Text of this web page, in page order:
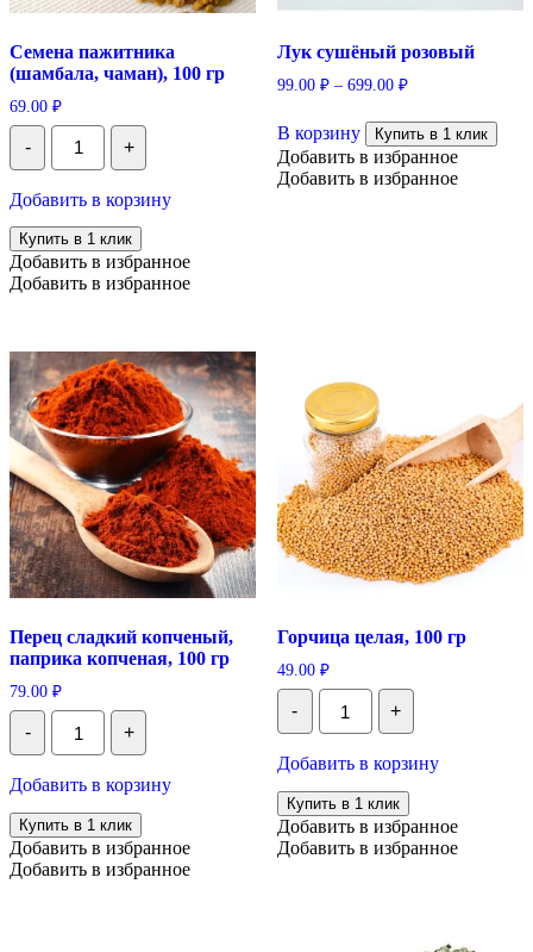
Семена пажитника
(шамбала, чаман), 100 гр
69.00 ₽
-
Количество
Семена
пажитника
чаман),
100
гр
+
Добавить в корзину
Купить в 1 клик
Добавить в избранное
Добавить в избранное
Лук сушёный розовый
99.00 ₽– 699.00 ₽
В корзинутовар
имеет
несколько
Купить в 1 клик
Добавить в избранное
Добавить в избранное
Перец сладкий копченый,
паприка копченая, 100 гр
79.00 ₽
-
Количество
Перец
сладкий
паприка
копченая,
100
гр
+
Добавить в корзину
Купить в 1 клик
Добавить в избранное
Добавить в избранное
Горчица целая, 100 гр
49.00 ₽
-
Количество
Горчица
целая,
гр
+
Добавить в корзину
Купить в 1 клик
Добавить в избранное
Добавить в избранное